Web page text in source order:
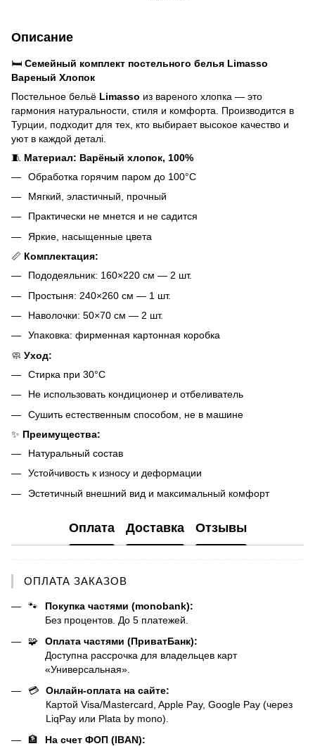
Описание
🛏️ Семейный комплект постельного белья Limasso
Вареный Хлопок
Постельное бельё Limasso из вареного хлопка — это
гармония натуральности, стиля и комфорта. Производится в
Турции, подходит для тех, кто выбирает высокое качество и
уют в каждой деталі.
🧵 Материал: Варёный хлопок, 100%
Обработка горячим паром до 100°C
Мягкий, эластичный, прочный
Практически не мнется и не садится
Яркие, насыщенные цвета
📏 Комплектация:
Пододеяльник: 160×220 см — 2 шт.
Простыня: 240×260 см — 1 шт.
Наволочки: 50×70 см — 2 шт.
Упаковка: фирменная картонная коробка
🧼 Уход:
Стирка при 30°C
Не использовать кондиционер и отбеливатель
Сушить естественным способом, не в машине
✨ Преимущества:
Натуральный состав
Устойчивость к износу и деформации
Эстетичный внешний вид и максимальный комфорт
Оплата Доставка Отзывы
ОПЛАТА ЗАКАЗОВ
🐾
Покупка частями (monobank):
Без процентов. До 5 платежей.
🧩
Оплата частями (ПриватБанк):
Доступна рассрочка для владельцев карт
«Универсальная».
💳
Онлайн-оплата на сайте:
Картой Visa/Mastercard, Apple Pay, Google Pay (через
LiqPay или Plata by mono).
🏦
На счет ФОП (IBAN):